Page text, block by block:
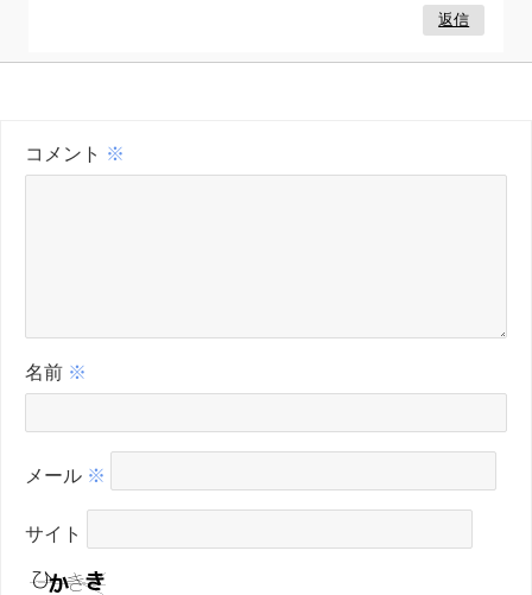
返信
コメント ※
名前 ※
メール ※
サイト